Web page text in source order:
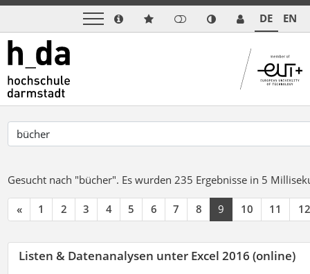
DE EN
Gesucht nach "bücher". Es wurden 235 Ergebnisse in 5
« 1 2 3 4 5 6 7 8 9 10 11 12
Listen & Datenanalysen unter Excel 2016 (online)